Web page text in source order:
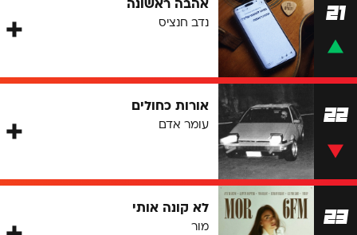
21 אהבה ראשונה
נדב חנציס
22 אורות כחולים
עומר אדם
23 לא קונה אותי
מור